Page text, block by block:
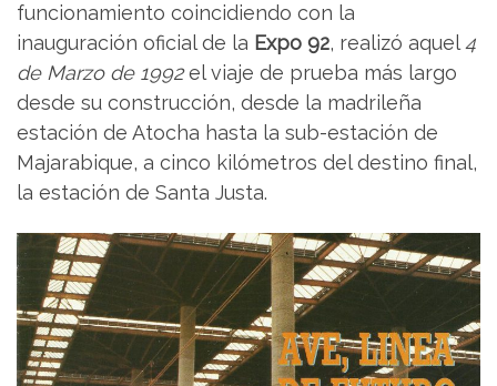
funcionamiento coincidiendo con la
inauguración oficial de la Expo 92, realizó aquel4
de Marzo de 1992el viaje de prueba más largo
desde su construcción, desde la madrileña
estación de Atocha hasta la sub-estación de
Majarabique, a cinco kilómetros del destino final,
la estación de Santa Justa.